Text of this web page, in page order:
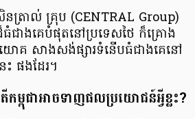
នត្រាល់ គ្រុប (CENTRAL Group)
ជាង​គេ​បំផុត​នៅ​ប្រទេស​ថៃ ក៏​គ្រោង​
គ សាងសង់​ផ្សារ​ទំនើប​​ធំជាង​គេ​នៅ​
ះ ផង​ដែរ។
ើ​កម្ពុជា​អាច​ទាញ​ផល​ប្រយោជន៍​អ្វី​ខ្លះ?